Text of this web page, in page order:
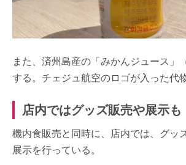
また、済州島産の「みかんジュース」
する。チェジュ航空のロゴが入った代物
店内ではグッズ販売や展示も
機内食販売と同時に、店内では、グッ
展示を行っている。